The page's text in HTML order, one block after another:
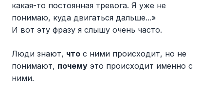
какая-то постоянная тревога. Я уже не
понимаю, куда двигаться дальше...»
И вот эту фразу я слышу очень часто.
Люди знают, что с ними происходит, но не
понимают, почему это происходит именно с
ними.